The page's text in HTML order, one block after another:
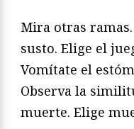
Mira otras
susto. Elige el
Vomítate el
Observa la
muerte. Elige